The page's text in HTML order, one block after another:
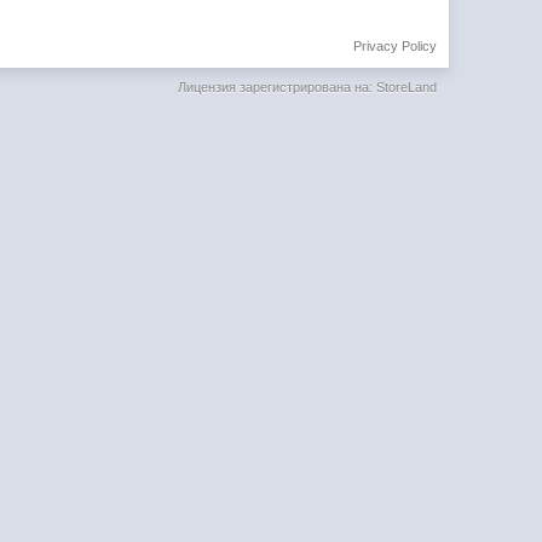
Privacy Policy
Лицензия зарегистрирована на: StoreLand